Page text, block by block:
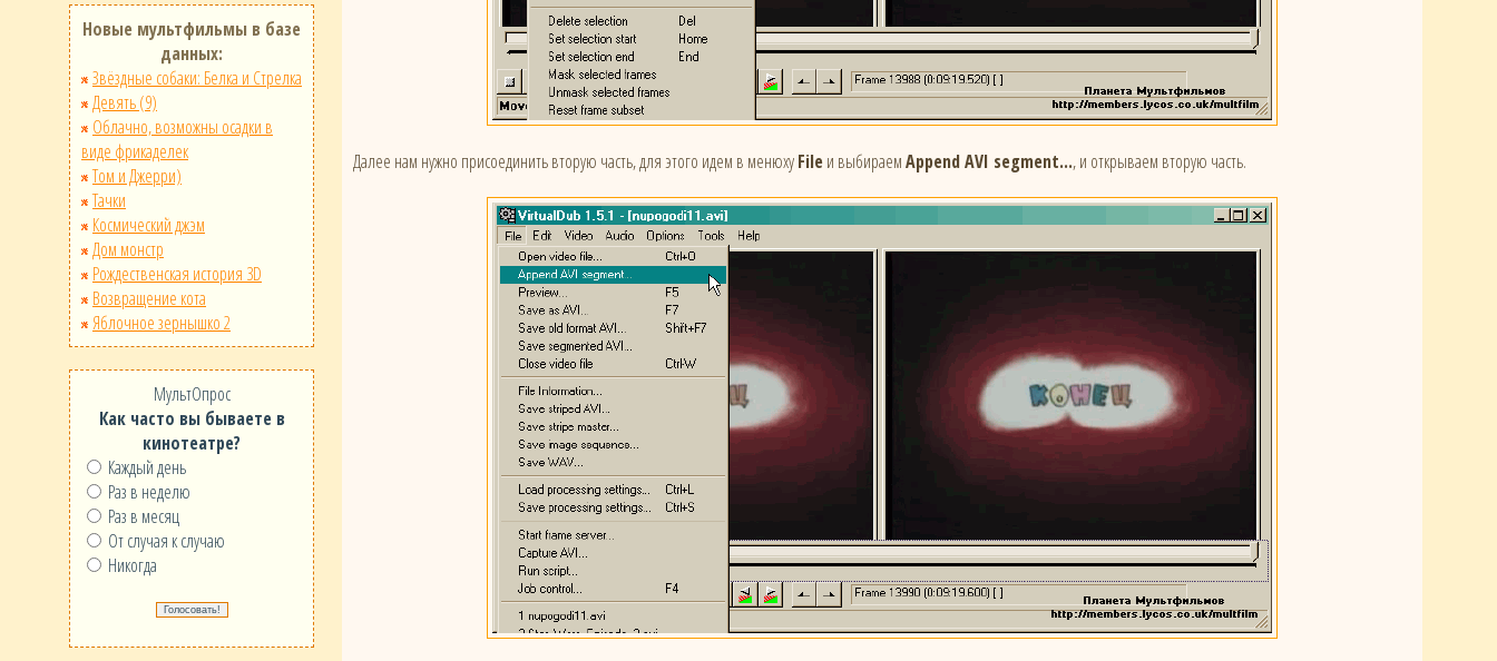
Новые мультфильмы в базе
данных:
Звёздные собаки: Белка и Стрелка
Девять (9)
Облачно, возможны осадки в
виде фрикаделек
Том и Джерри)
Тачки
Космический джэм
Дом монстр
Рождественская история 3D
Возвращение кота
Яблочное зернышко 2
МультОпрос
Как часто вы бываете в
кинотеатре?
Каждый день
Раз в неделю
Раз в месяц
От случая к случаю
Никогда
Далее нам нужно присоединить вторую часть, для этого идем в менюхуFileи выбираемAppend AVI segment..., и открываем вторую часть.